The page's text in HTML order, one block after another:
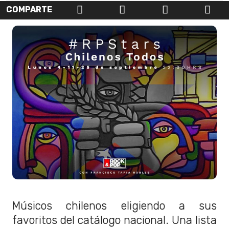
COMPARTE
Músicos chilenos eligiendo a sus
favoritos del catálogo nacional. Una lista